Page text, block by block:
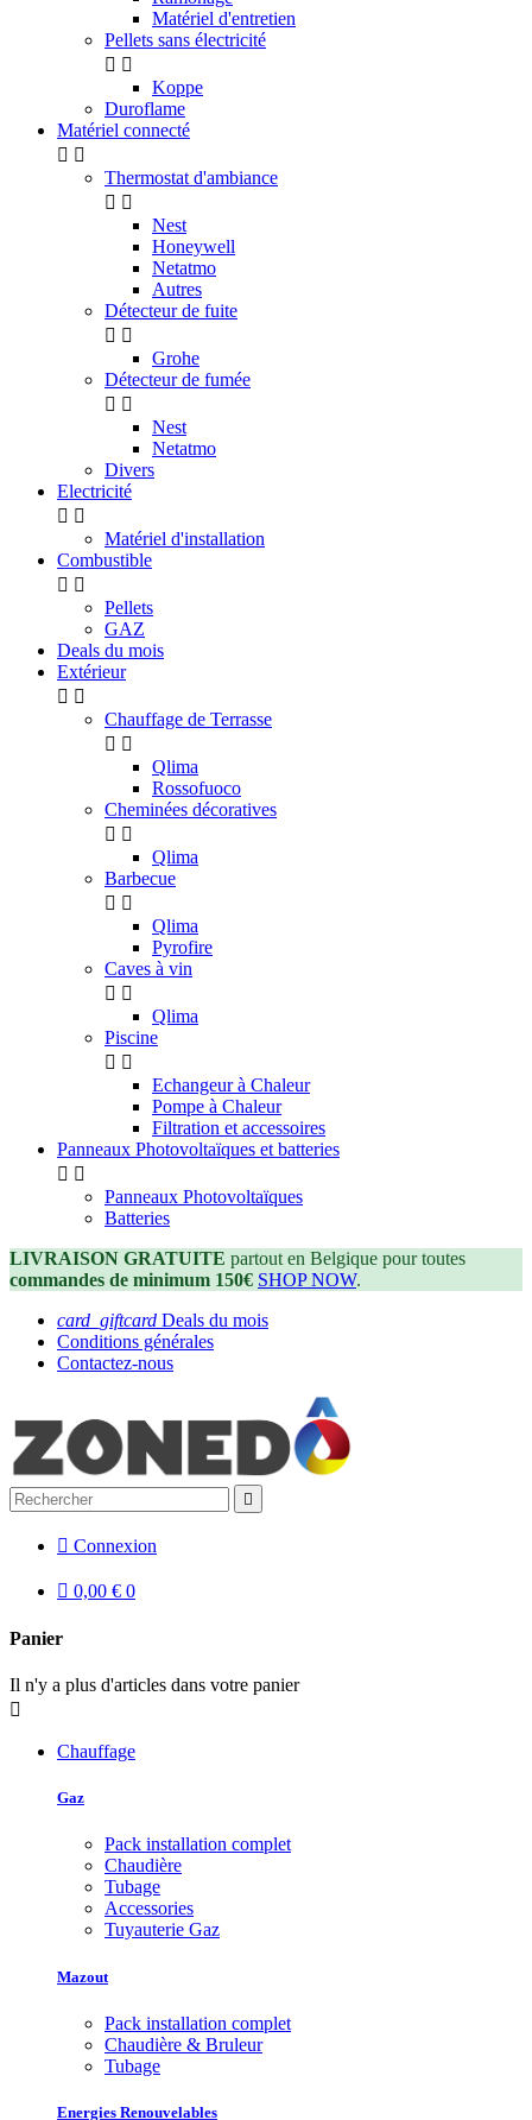
Matériel d'entretien
Pellets sans électricité
 
Koppe
Duroflame
Matériel connecté
 
Thermostat d'ambiance
 
Nest
Honeywell
Netatmo
Autres
Détecteur de fuite
 
Grohe
Détecteur de fumée
 
Nest
Netatmo
Divers
Electricité
 
Matériel d'installation
Combustible
 
Pellets
GAZ
Deals du mois
Extérieur
 
Chauffage de Terrasse
 
Qlima
Rossofuoco
Cheminées décoratives
 
Qlima
Barbecue
 
Qlima
Pyrofire
Caves à vin
 
Qlima
Piscine
 
Echangeur à Chaleur
Pompe à Chaleur
Filtration et accessoires
Panneaux Photovoltaïques et batteries
 
Panneaux Photovoltaïques
Batteries
LIVRAISON GRATUITE partout en Belgique pour toutes
commandes de minimum 150€ SHOP NOW.
card_giftcard Deals du mois
Conditions générales
Contactez-nous

 Connexion
 0,00 € 0
Panier
Il n'y a plus d'articles dans votre panier

Chauffage
Gaz
Pack installation complet
Chaudière
Tubage
Accessories
Tuyauterie Gaz
Mazout
Pack installation complet
Chaudière & Bruleur
Tubage
Energies Renouvelables